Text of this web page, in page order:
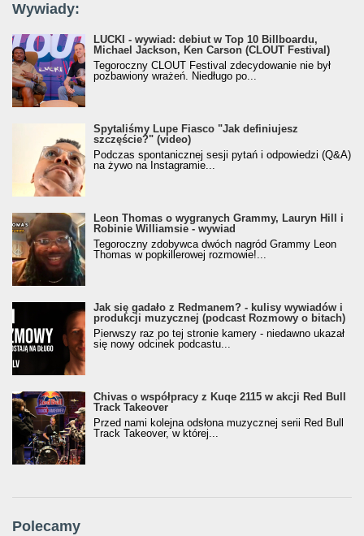
Wywiady:
LUCKI - wywiad: debiut w Top 10 Billboardu,
Michael Jackson, Ken Carson (CLOUT Festival)
Tegoroczny CLOUT Festival zdecydowanie nie był
pozbawiony wrażeń. Niedługo po...
Spytaliśmy Lupe Fiasco "Jak definiujesz
szczęście?" (video)
Podczas spontanicznej sesji pytań i odpowiedzi (Q&A)
na żywo na Instagramie...
Leon Thomas o wygranych Grammy, Lauryn Hill i
Robinie Williamsie - wywiad
Tegoroczny zdobywca dwóch nagród Grammy Leon
Thomas w popkillerowej rozmowie!...
Jak się gadało z Redmanem? - kulisy wywiadów i
produkcji muzycznej (podcast Rozmowy o bitach)
Pierwszy raz po tej stronie kamery - niedawno ukazał
się nowy odcinek podcastu...
Chivas o współpracy z Kuqe 2115 w akcji Red Bull
Track Takeover
Przed nami kolejna odsłona muzycznej serii Red Bull
Track Takeover, w której...
Polecamy